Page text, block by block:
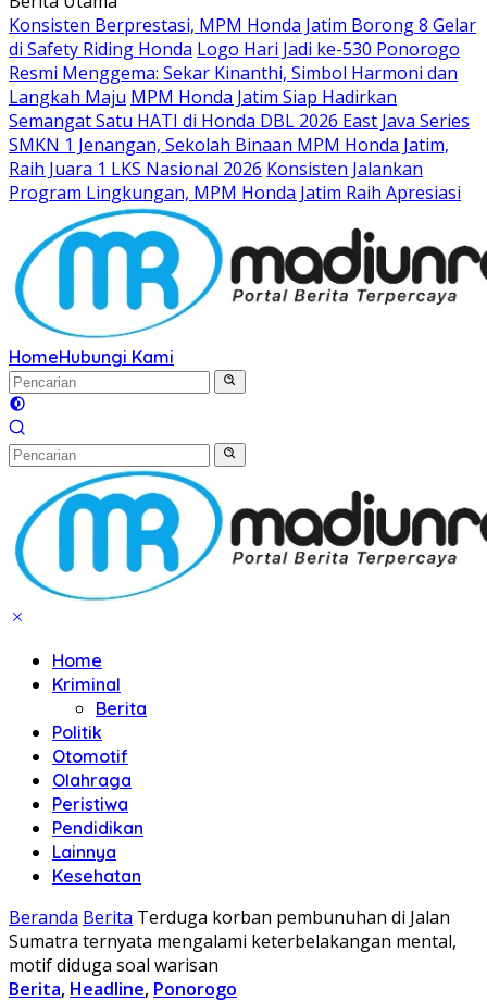
ke
konten
Konsisten Berprestasi, MPM Honda Jatim Borong 8 Gelar
di Safety Riding Honda Logo Hari Jadi ke-530 Ponorogo
Resmi Menggema: Sekar Kinanthi, Simbol Harmoni dan
Langkah Maju MPM Honda Jatim Siap Hadirkan
Semangat Satu HATI di Honda DBL 2026 East Java Series
SMKN 1 Jenangan, Sekolah Binaan MPM Honda Jatim,
Raih Juara 1 LKS Nasional 2026 Konsisten Jalankan
Program Lingkungan, MPM Honda Jatim Raih Apresiasi
HomeHubungi Kami
Home
Kriminal
Berita
Politik
Otomotif
Olahraga
Peristiwa
Pendidikan
Lainnya
Kesehatan
Beranda Berita Terduga korban pembunuhan di Jalan
Sumatra ternyata mengalami keterbelakangan mental,
motif diduga soal warisan
Berita, Headline, Ponorogo